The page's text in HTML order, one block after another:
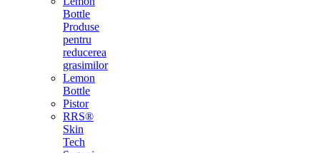
Bottle
Produse
pentru
reducerea
grasimilor
Lemon
Bottle
Pistor
RRS®
Skin
Tech